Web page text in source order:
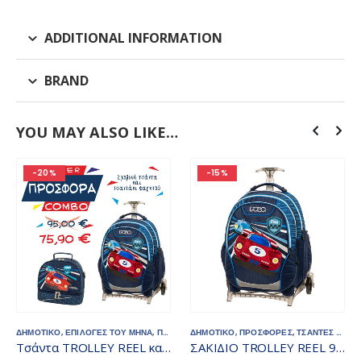
ADDITIONAL INFORMATION
BRAND
YOU MAY ALSO LIKE…
-20%
ΔΗΜΟΤΙΚΟ,ΕΠΙΛΟΓΕΣ ΤΟΥ ΜΗΝΑ, ΠΡΟΣΦΟΡΕΣ ,ΤΣΑΝΤΑΚΙΑ ΦΑΓΗΤΟΥ,ΤΣΑΝΤΕΣ -
Τσάντα TROLLEY REEL και τσαντάκι φαγητού COMBO 2
-15%
ΔΗΜΟΤΙΚΟ,ΠΡΟΣΦΟΡΕΣ,ΤΣΑΝΤΕΣ - ΣΑΚΙΔΙΑ
ΣΑΚΙΔΙΟ TROLLEY REEL 901054-8347